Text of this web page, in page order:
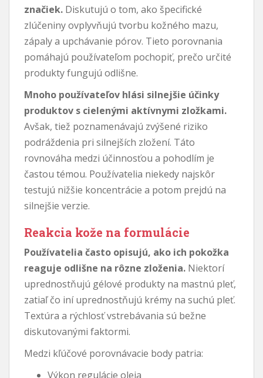
značiek. Diskutujú o tom, ako špecifické
zlúčeniny ovplyvňujú tvorbu kožného mazu,
zápaly a upchávanie pórov. Tieto porovnania
pomáhajú používateľom pochopiť, prečo určité
produkty fungujú odlišne.
Mnoho používateľov hlási silnejšie účinky
produktov s cielenými aktívnymi zložkami.
Avšak, tiež poznamenávajú zvýšené riziko
podráždenia pri silnejších zložení. Táto
rovnováha medzi účinnosťou a pohodlím je
častou témou. Používatelia niekedy najskôr
testujú nižšie koncentrácie a potom prejdú na
silnejšie verzie.
Reakcia kože na formulácie
Používatelia často opisujú, ako ich pokožka
reaguje odlišne na rôzne zloženia. Niektorí
uprednostňujú gélové produkty na mastnú pleť,
zatiaľ čo iní uprednostňujú krémy na suchú pleť.
Textúra a rýchlosť vstrebávania sú bežne
diskutovanými faktormi.
Medzi kľúčové porovnávacie body patria:
Výkon regulácie oleja